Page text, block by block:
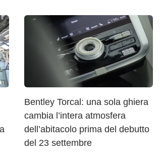
Bentley Torcal: una sola ghiera
cambia l’intera atmosfera
dell’abitacolo prima del debutto
del 23 settembre